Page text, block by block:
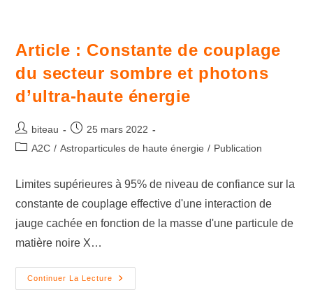
Article : Constante de couplage
du secteur sombre et photons
d’ultra-haute énergie
biteau
25 mars 2022
A2C / Astroparticules de haute énergie / Publication
Limites supérieures à 95% de niveau de confiance sur la
constante de couplage effective d'une interaction de
jauge cachée en fonction de la masse d'une particule de
matière noire X…
Continuer La Lecture